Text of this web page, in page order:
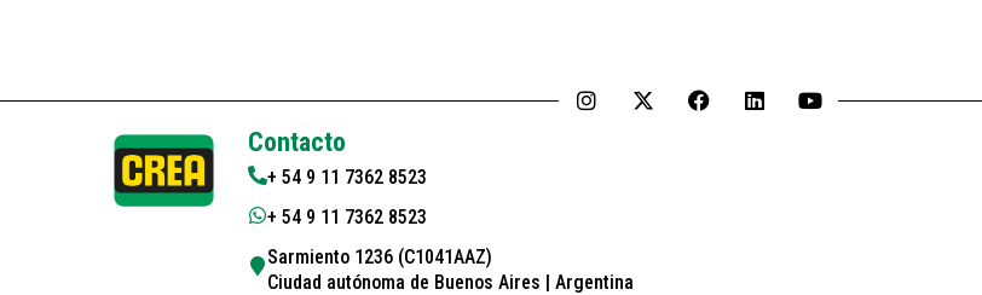
Contacto
+ 54 9 11 7362 8523
+ 54 9 11 7362 8523
Sarmiento 1236 (C1041AAZ)
Ciudad autónoma de Buenos Aires | Argentina